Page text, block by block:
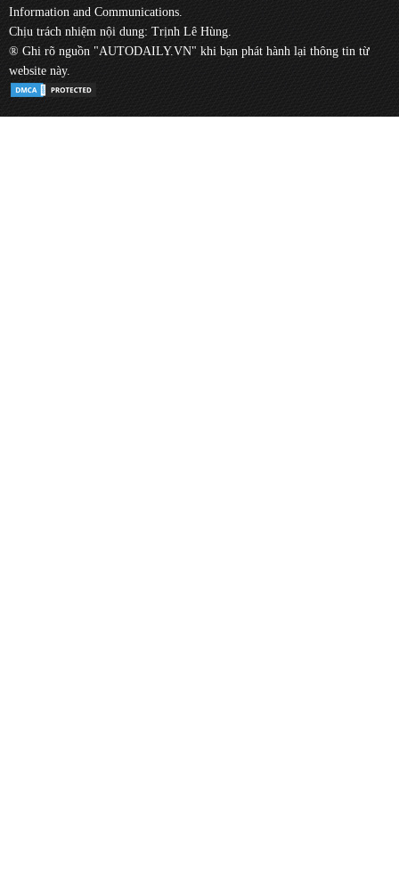
Information and Communications.
Chịu trách nhiệm nội dung: Trịnh Lê Hùng.
® Ghi rõ nguồn "AUTODAILY.VN" khi bạn phát hành lại thông tin từ
website này.